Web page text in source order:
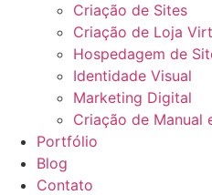
Criação de Sites
Criação de Loja
Hospedagem de
Identidade Visual
Marketing Digital
Criação de Manual
Portfólio
Blog
Contato